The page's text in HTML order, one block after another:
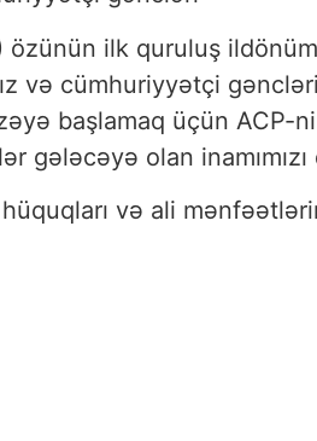
özünün ilk quruluş
və cümhuriyyətçi
başlamaq üçün ACP-
olan
və ali